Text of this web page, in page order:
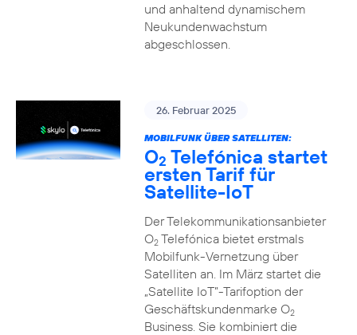
und anhaltend dynamischem
Neukundenwachstum
abgeschlossen.
26. Februar 2025
MOBILFUNK ÜBER SATELLITEN:
O2 Telefónica startet
ersten Tarif für
Satellite-IoT
Der Telekommunikationsanbieter
O2Telefónica bietet erstmals
Mobilfunk-Vernetzung über
Satelliten an. Im März startet die
„Satellite IoT”-Tarifoption der
Geschäftskundenmarke O2
Business. Sie kombiniert die